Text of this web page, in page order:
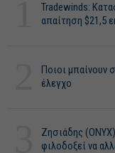
Tradewinds:
απαίτηση $21,5
Ποιοι μπαίνουν
έλεγχο
Ζησιάδης
φιλοδοξεί να